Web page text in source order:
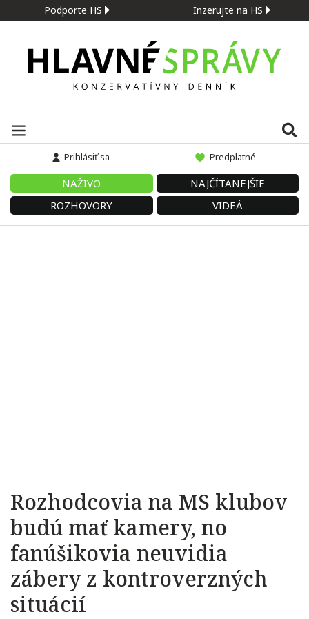
Podporte HS Inzerujte na HS
Prihlásiť sa Predplatné
NAŽIVO
NAJČÍTANEJŠIE
ROZHOVORY
VIDEÁ
Rozhodcovia na MS klubov
budú mať kamery, no
fanúšikovia neuvidia
zábery z kontroverzných
situácií